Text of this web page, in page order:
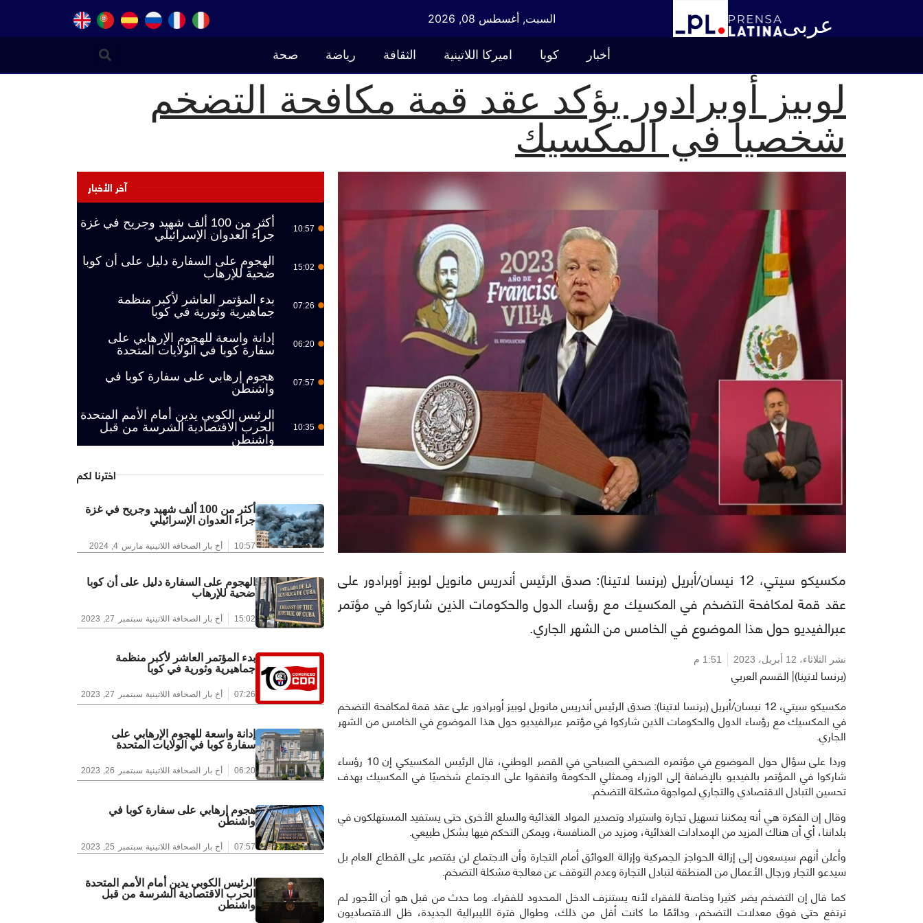
عربى السبت, أغسطس 08, 2026
أخبار كوبا اميركا اللاتينية الثقافة رياضة صحة
لوبيز أوبرادور يؤكد عقد قمة مكافحة التضخم
شخصيا في المكسيك
مكسيكو سيتي، 12 نيسان/أبريل (برنسا لاتينا): صدق الرئيس أندريس مانويل لوبيز أوبرادور على
عقد قمة لمكافحة التضخم في المكسيك مع رؤساء الدول والحكومات الذين شاركوا في مؤتمر
عبرالفيديو حول هذا الموضوع في الخامس من الشهر الجاري.
نشر الثلاثاء، 12 أبريل، 2023 1:51 م
(برنسا لاتينا)| القسم العربي
مكسيكو سيتي، 12 نيسان/أبريل (برنسا لاتينا): صدق الرئيس أندريس مانويل لوبيز أوبرادور على عقد قمة لمكافحة التضخم
في المكسيك مع رؤساء الدول والحكومات الذين شاركوا في مؤتمر عبرالفيديو حول هذا الموضوع في الخامس من الشهر
الجاري.
وردا على سؤال حول الموضوع في مؤتمره الصحفي الصباحي في القصر الوطني، قال الرئيس المكسيكي إن 10 رؤساء
شاركوا في المؤتمر بالفيديو بالإضافة إلى الوزراء وممثلي الحكومة واتفقوا على الاجتماع شخصيًا في المكسيك بهدف
تحسين التبادل الاقتصادي والتجاري لمواجهة مشكلة التضخم.
وقال إن الفكرة هي أنه يمكننا تسهيل تجارة واستيراد وتصدير المواد الغذائية والسلع الأخرى حتى يستفيد المستهلكون في
بلداننا، أي أن هناك المزيد من الإمدادات الغذائية، ومزيد من المنافسة، ويمكن التحكم فيها بشكل طبيعي.
وأعلن أنهم سيسعون إلى إزالة الحواجز الجمركية وإزالة العوائق أمام التجارة وأن الاجتماع لن يقتصر على القطاع العام بل
سيدعو التجار ورجال الأعمال من المنطقة لتبادل التجارة وعدم التوقف عن معالجة مشكلة التضخم.
كما قال إن التضخم يضر كثيرا وخاصة للفقراء لأنه يستنزف الدخل المحدود للفقراء. وما حدث من قبل هو أن الأجور لم
ترتفع حتى فوق معدلات التضخم، ودائمًا ما كانت أقل من ذلك، وطوال فترة الليبرالية الجديدة، ظل الاقتصاديون
آخر الأخبار
10:57
أكثر من 100 ألف شهيد وجريح في غزة
جراء العدوان الإسرائيلي
15:02
الهجوم على السفارة دليل على أن كوبا
ضحية للإرهاب
07:26
بدء المؤتمر العاشر لأكبر منظمة
جماهيرية وثورية في كوبا
06:20
إدانة واسعة للهجوم الإرهابي على
سفارة كوبا في الولايات المتحدة
07:57
هجوم إرهابي على سفارة كوبا في
واشنطن
10:35
الرئيس الكوبي يدين أمام الأمم المتحدة
الحرب الاقتصادية الشرسة من قبل
واشنطن
اخترنا لكم
أكثر من 100 ألف شهيد وجريح في غزة
جراء العدوان الإسرائيلي
10:57 أخ بار الصحافة اللاتينيةمارس 4, 2024
الهجوم على السفارة دليل على أن كوبا
ضحية للإرهاب
15:02 أخ بار الصحافة اللاتينية سبتمبر 27, 2023
بدء المؤتمر العاشر لأكبر منظمة
جماهيرية وثورية في كوبا
07:26 أخ بار الصحافة اللاتينية سبتمبر 27, 2023
إدانة واسعة للهجوم الإرهابي على
سفارة كوبا في الولايات المتحدة
06:20 أخ بار الصحافة اللاتينية سبتمبر 26, 2023
هجوم إرهابي على سفارة كوبا في
واشنطن
07:57 أخ بار الصحافة اللاتينية سبتمبر 25, 2023
الرئيس الكوبي يدين أمام الأمم المتحدة
الحرب الاقتصادية الشرسة من قبل
واشنطن